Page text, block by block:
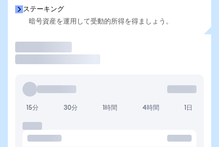
ステーキング
暗号資産を運用して受動的所得を得ましょう。
15分 30分 1時間 4時間 1日